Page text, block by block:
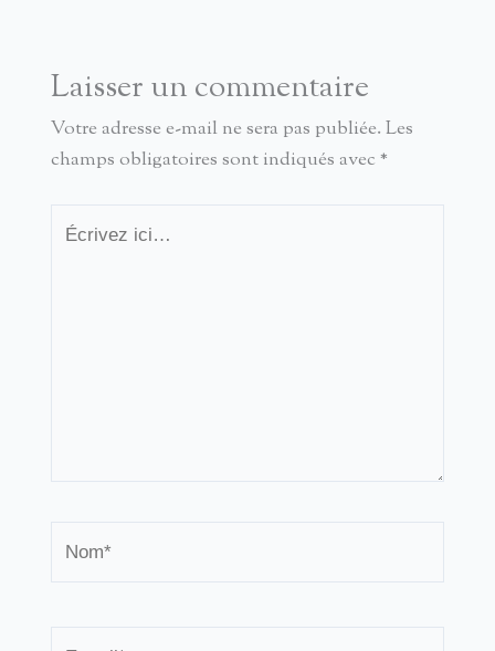
Laisser un commentaire
Votre adresse e-mail ne sera pas publiée. Les
champs obligatoires sont indiqués avec *
Écrivez
ici…